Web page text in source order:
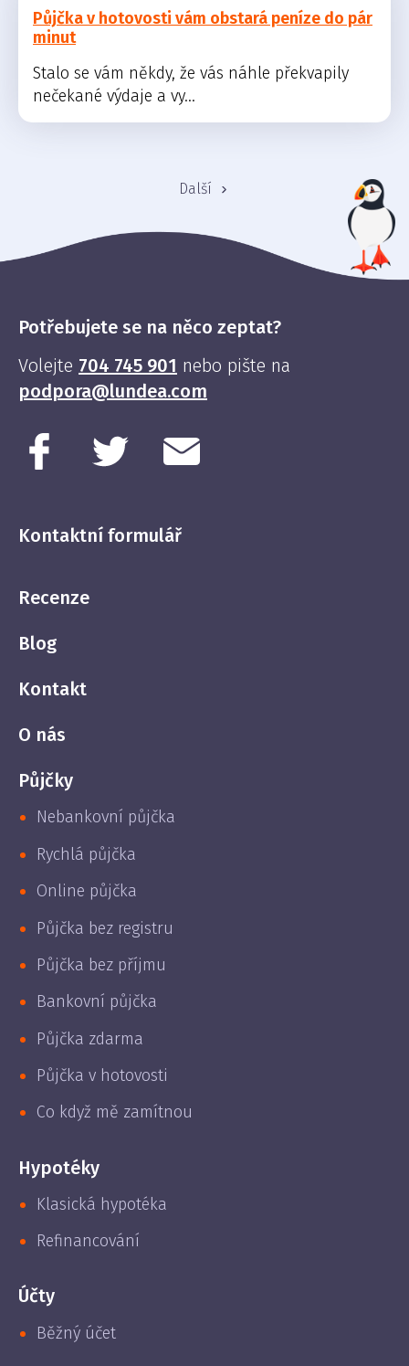
Půjčka v hotovosti vám obstará peníze do pár
minut
Stalo se vám někdy, že vás náhle překvapily
nečekané výdaje a vy...
Další
Potřebujete se na něco zeptat?
Volejte 704 745 901 nebo pište na
podpora@lundea.com
Kontaktní formulář
Recenze
Blog
Kontakt
O nás
Půjčky
Nebankovní půjčka
Rychlá půjčka
Online půjčka
Půjčka bez registru
Půjčka bez příjmu
Bankovní půjčka
Půjčka zdarma
Půjčka v hotovosti
Co když mě zamítnou
Hypotéky
Klasická hypotéka
Refinancování
Účty
Běžný účet